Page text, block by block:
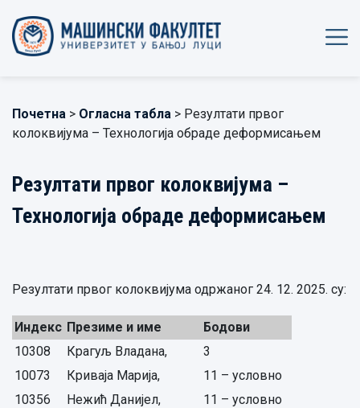
Почетна > Огласна табла > Резултати првог
колоквијума – Технологија обраде деформисањем
Резултати првог колоквијума –
Технологија обраде деформисањем
Резултати првог колоквијума одржаног 24. 12. 2025. су:
Индекс Презиме и име
Бодови
10308
Крагуљ Владана,
3
10073
Криваја Марија,
11 – условно
10356
Нежић Данијел,
11 – условно